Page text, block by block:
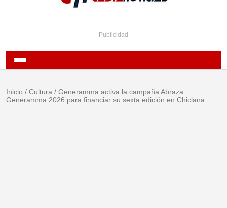
- Publicidad -
Inicio / Cultura / Generamma activa la campaña Abraza
Generamma 2026 para financiar su sexta edición en Chiclana